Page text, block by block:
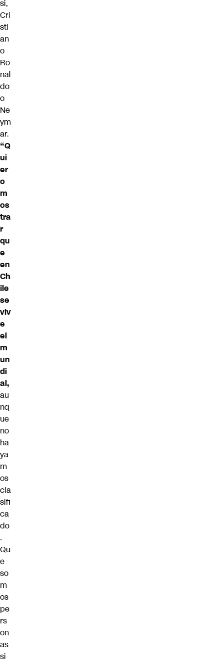
si,
Cri
sti
an
o
Ro
nal
do
o
Ne
ym
ar.
“Q
ui
er
o
m
os
tra
r
qu
e
en
Ch
ile
se
viv
e
el
m
un
di
al,
au
nq
ue
no
ha
ya
m
os
cla
sifi
ca
do
.
Qu
e
so
m
os
pe
rs
on
as
si